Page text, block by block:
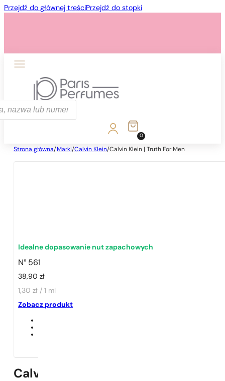
Przejdź do głównej treściPrzejdź do stopki
1 - 3 szt.
0
Strona główna/ Marki/Calvin Klein/Calvin Klein | Truth For Men
Idealne dopasowanie nut zapachowych
N° 561
38,90zł
1,30 zł / 1 ml
Zobacz produkt
Calvin Klein | Truth For Men